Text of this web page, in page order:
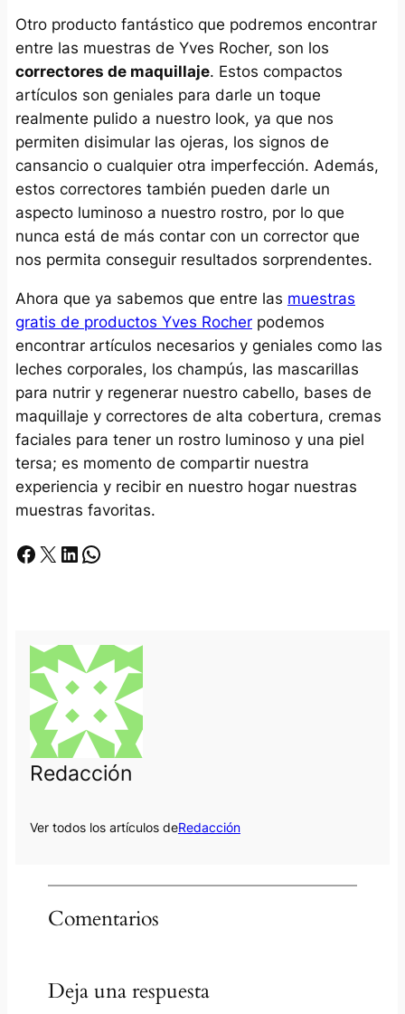
Otro producto fantástico que podremos encontrar
entre las muestras de Yves Rocher, son los
correctores de maquillaje. Estos compactos
artículos son geniales para darle un toque
realmente pulido a nuestro look, ya que nos
permiten disimular las ojeras, los signos de
cansancio o cualquier otra imperfección. Además,
estos correctores también pueden darle un
aspecto luminoso a nuestro rostro, por lo que
nunca está de más contar con un corrector que
nos permita conseguir resultados sorprendentes.
Ahora que ya sabemos que entre las muestras
gratis de productos Yves Rocherpodemos
encontrar artículos necesarios y geniales como las
leches corporales, los champús, las mascarillas
para nutrir y regenerar nuestro cabello, bases de
maquillaje y correctores de alta cobertura, cremas
faciales para tener un rostro luminoso y una piel
tersa; es momento de compartir nuestra
experiencia y recibir en nuestro hogar nuestras
muestras favoritas.
Facebook X LinkedIn Whatsapp
Redacción
Ver todos los artículos deRedacción
Comentarios
Deja una respuesta